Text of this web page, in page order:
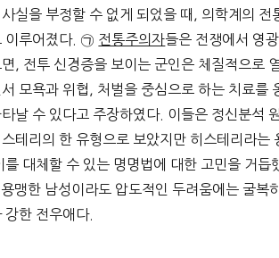
실을 부정할 수 없게 되었을 때, 의학계의
이루어졌다. ㉠ 전통주의자들은 전쟁에서 영
, 전투 신경증을 보이는 군인은 체질적으로
서 모욕과 위협, 처벌을 중심으로 하는 치료를
날 수 있다고 주장하였다. 이들은 정신분석
테리의 한 유형으로 보았지만 히스테리라
를 대체할 수 있는 명명법에 대한 고민을 거
맹한 남성이라도 압도적인 두려움에는 굴복
강한 전우애다.